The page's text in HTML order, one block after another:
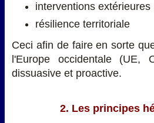
interventions extérieures
résilience territoriale
Ceci afin de faire en sorte
l'Europe occidentale (UE,
dissuasive et proactive.
2. Les principes